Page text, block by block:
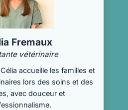
Fremaux
vétérinaire
accueille les familles et
lors des soins et des
avec douceur et